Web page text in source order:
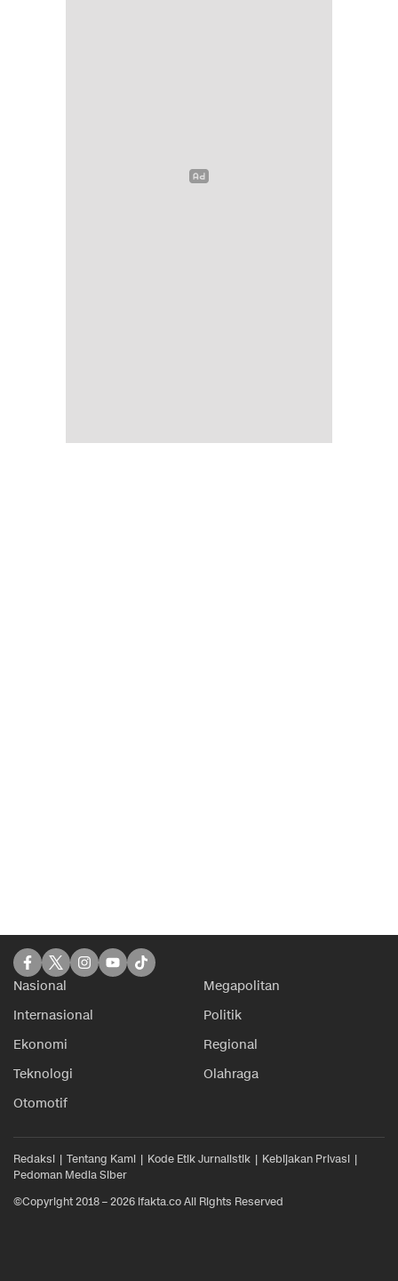
Nasional
Megapolitan
Internasional
Politik
Ekonomi
Regional
Teknologi
Olahraga
Otomotif
Redaksi Tentang Kami Kode Etik Jurnalistik
Kebijakan Privasi
Pedoman Media Siber
©Copyright 2018 – 2026 ifakta.co All Rights Reserved